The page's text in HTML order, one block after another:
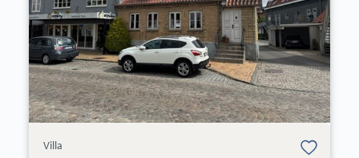
Villa
Bolig er gemt
under dine